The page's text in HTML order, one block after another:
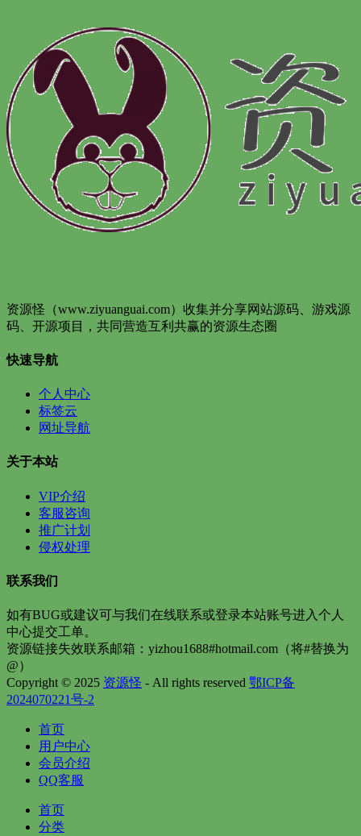
资源怪（www.ziyuanguai.com）收集并分享网站源码、游戏源
码、开源项目，共同营造互利共赢的资源生态圈
快速导航
个人中心
标签云
网址导航
关于本站
VIP介绍
客服咨询
推广计划
侵权处理
联系我们
如有BUG或建议可与我们在线联系或登录本站账号进入个人
中心提交工单。
资源链接失效联系邮箱：yizhou1688#hotmail.com（将#替换为
@）
Copyright © 2025 资源怪 - All rights reserved 鄂ICP备
2024070221号-2
首页
用户中心
会员介绍
QQ客服
首页
分类